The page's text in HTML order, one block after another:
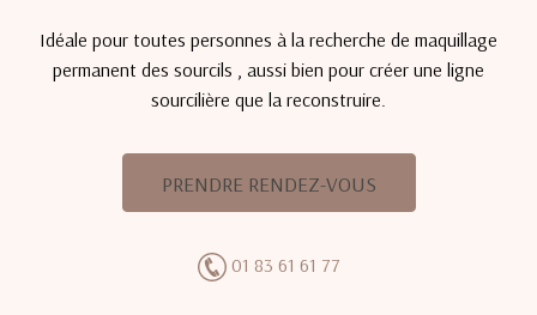
Idéale pour toutes personnes à la recherche de maquillage
permanent des sourcils , aussi bien pour créer une ligne
sourcilière que la reconstruire.
PRENDRE RENDEZ-VOUS
01 83 61 61 77